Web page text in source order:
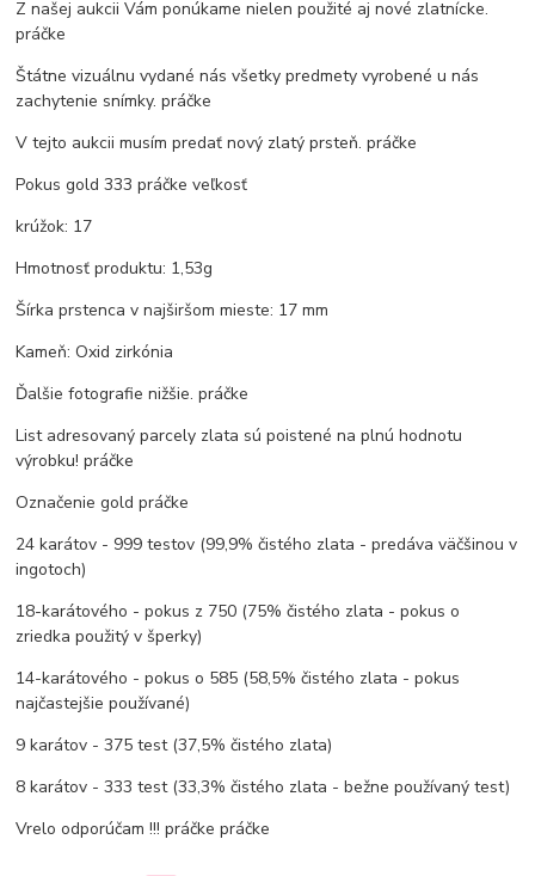
Z našej aukcii Vám ponúkame nielen použité aj nové zlatnícke.
práčke
Štátne vizuálnu vydané nás všetky predmety vyrobené u nás
zachytenie snímky.práčke
V tejto aukcii musím predať nový zlatý prsteň.práčke
Pokus gold 333práčke veľkosť
krúžok: 17
Hmotnosť produktu: 1,53g
Šírka prstenca v najširšom mieste: 17 mm
Kameň: Oxid zirkónia
Ďalšie fotografie nižšie.práčke
List adresovaný parcely zlata sú poistené na plnú hodnotu
výrobku!práčke
Označenie goldpráčke
24 karátov - 999 testov (99,9% čistého zlata - predáva väčšinou v
ingotoch)
18-karátového - pokus z 750 (75% čistého zlata - pokus o
zriedka použitý v šperky)
14-karátového - pokus o 585 (58,5% čistého zlata - pokus
najčastejšie používané)
9 karátov - 375 test (37,5% čistého zlata)
8 karátov - 333 test (33,3% čistého zlata - bežne používaný test)
Vrelo odporúčam !!!práčkepráčke